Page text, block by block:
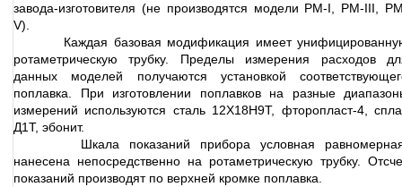
завода-изготовителя (не производятся модели РМ-I, РМ-III,
V).
Каждая базовая модификация имеет
ротаметрическую трубку. Пределы измерения расходов
данных моделей получаются установкой
поплавка. При изготовлении поплавков на разные
измерений используются сталь 12Х18Н9Т, фторопласт-4,
Д1Т, эбонит.
Шкала показаний прибора условная
нанесена непосредственно на ротаметрическую трубку.
показаний производят по верхней кромке поплавка.